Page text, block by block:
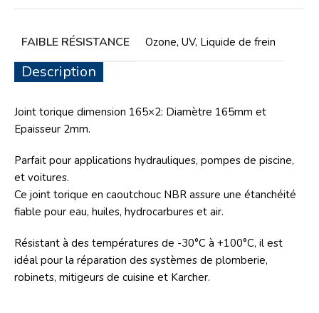
FAIBLE RÉSISTANCE Ozone, UV, Liquide de frein
Description
Joint torique dimension 165×2: Diamètre 165mm et
Epaisseur 2mm.
Parfait pour applications hydrauliques, pompes de piscine,
et voitures.
Ce joint torique en caoutchouc NBR assure une étanchéité
fiable pour eau, huiles, hydrocarbures et air.
Résistant à des températures de -30°C à +100°C, il est
idéal pour la réparation des systèmes de plomberie,
robinets, mitigeurs de cuisine et Karcher.